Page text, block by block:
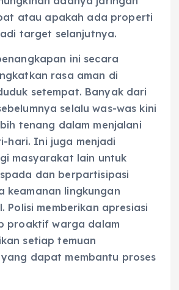
atau apakah ada properti
target selanjutnya.
ini secara
rasa aman di
setempat. Banyak dari
selalu was-was kini
tenang dalam menjalani
hari. Ini juga menjadi
masyarakat lain untuk
dan berpartisipasi
keamanan lingkungan
Polisi memberikan apresiasi
proaktif warga dalam
setiap temuan
dapat membantu proses